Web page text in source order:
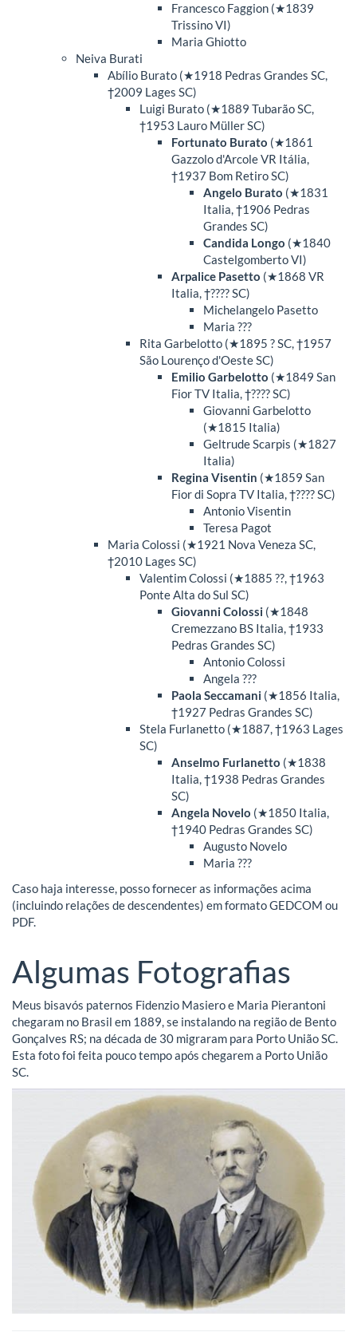
Francesco Faggion (★1839
Trissino VI)
Maria Ghiotto
Neiva Burati
Abílio Burato (★1918 Pedras Grandes SC,
†2009 Lages SC)
Luigi Burato (★1889 Tubarão SC,
†1953 Lauro Müller SC)
Fortunato Burato (★1861
Gazzolo d'Arcole VR Itália,
†1937 Bom Retiro SC)
Angelo Burato (★1831
Italia, †1906 Pedras
Grandes SC)
Candida Longo (★1840
Castelgomberto VI)
Arpalice Pasetto (★1868 VR
Italia, †???? SC)
Michelangelo Pasetto
Maria ???
Rita Garbelotto (★1895 ? SC, †1957
São Lourenço d'Oeste SC)
Emilio Garbelotto (★1849 San
Fior TV Italia, †???? SC)
Giovanni Garbelotto
(★1815 Italia)
Geltrude Scarpis (★1827
Italia)
Regina Visentin (★1859 San
Fior di Sopra TV Italia, †???? SC)
Antonio Visentin
Teresa Pagot
Maria Colossi (★1921 Nova Veneza SC,
†2010 Lages SC)
Valentim Colossi (★1885 ??, †1963
Ponte Alta do Sul SC)
Giovanni Colossi (★1848
Cremezzano BS Italia, †1933
Pedras Grandes SC)
Antonio Colossi
Angela ???
Paola Seccamani (★1856 Italia,
†1927 Pedras Grandes SC)
Stela Furlanetto (★1887, †1963 Lages
SC)
Anselmo Furlanetto (★1838
Italia, †1938 Pedras Grandes
SC)
Angela Novelo (★1850 Italia,
†1940 Pedras Grandes SC)
Augusto Novelo
Maria ???
Caso haja interesse, posso fornecer as informações acima
(incluindo relações de descendentes) em formato GEDCOM ou
PDF.
Algumas Fotografias
Meus bisavós paternos Fidenzio Masiero e Maria Pierantoni
chegaram no Brasil em 1889, se instalando na região de Bento
Gonçalves RS; na década de 30 migraram para Porto União SC.
Esta foto foi feita pouco tempo após chegarem a Porto União
SC.